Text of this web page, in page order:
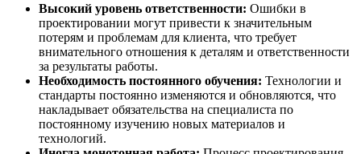
Высокий уровень ответственности: Ошибки в
проектировании могут привести к значительным
потерям и проблемам для клиента, что требует
внимательного отношения к деталям и ответственности
за результаты работы.
Необходимость постоянного обучения: Технологии и
стандарты постоянно изменяются и обновляются, что
накладывает обязательства на специалиста по
постоянному изучению новых материалов и
технологий.